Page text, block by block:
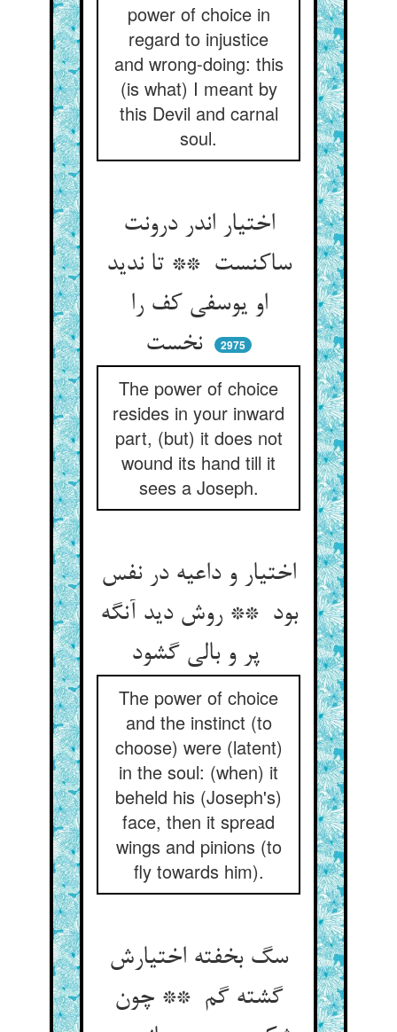
power of choice in
regard to injustice
and wrong-doing: this
(is what) I meant by
this Devil and carnal
soul.
اختیار اندر درونت
ساکنست ** تا ندید
او یوسفی کف را
نخست
2975
The power of choice
resides in your inward
part, (but) it does not
wound its hand till it
sees a Joseph.
اختیار و داعیه در نفس
بود ** روش دید آنگه
پر و بالی گشود
The power of choice
and the instinct (to
choose) were (latent)
in the soul: (when) it
beheld his (Joseph's)
face, then it spread
wings and pinions (to
fly towards him).
سگ بخفته اختیارش
گشته گم ** چون